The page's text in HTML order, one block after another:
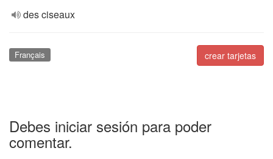
des ciseaux
crear tarjetas
Français
Debes iniciar sesión para poder
comentar.